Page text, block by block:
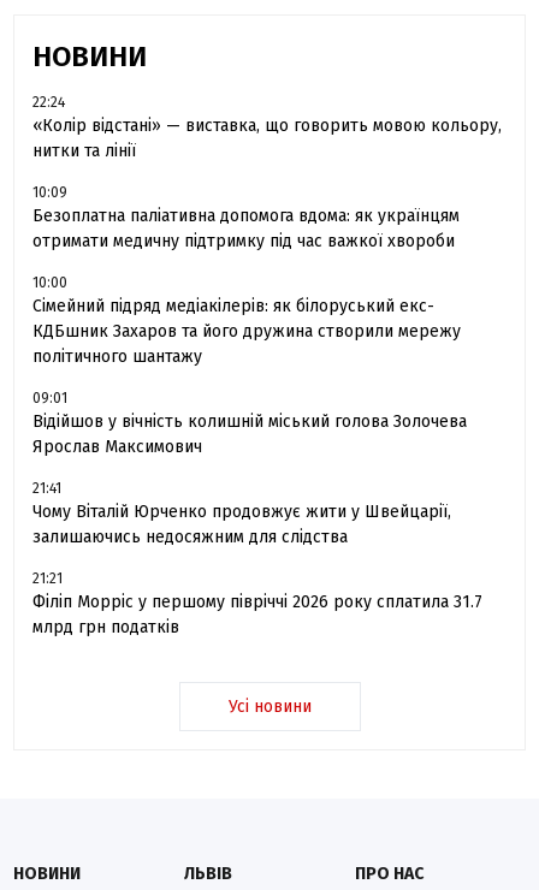
НОВИНИ
22:24
«Колір відстані» — виставка, що говорить мовою кольору,
нитки та лінії
10:09
Безоплатна паліативна допомога вдома: як українцям
отримати медичну підтримку під час важкої хвороби
10:00
Сімейний підряд медіакілерів: як білоруський екс-
КДБшник Захаров та його дружина створили мережу
політичного шантажу
09:01
Відійшов у вічність колишній міський голова Золочева
Ярослав Максимович
21:41
Чому Віталій Юрченко продовжує жити у Швейцарії,
залишаючись недосяжним для слідства
21:21
Філіп Морріс у першому півріччі 2026 року сплатила 31.7
млрд грн податків
Усі новини
НОВИНИ ЛЬВІВ ПРО НАС